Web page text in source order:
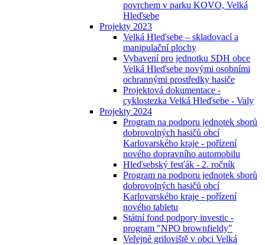
povrchem v parku KOVO, Velká
Hleďsebe
Projekty 2023
Velká Hleďsebe – skladovací a
manipulační plochy
Vybavení pro jednotku SDH obce
Velká Hleďsebe novými osobními
ochrannými prostředky hasiče
Projektová dokumentace -
cyklostezka Velká Hleďsebe - Valy
Projekty 2024
Program na podporu jednotek sborů
dobrovolných hasičů obcí
Karlovarského kraje - pořízení
nového dopravního automobilu
Hleďsebský fesťák - 2. ročník
Program na podporu jednotek sborů
dobrovolných hasičů obcí
Karlovarského kraje - pořízení
nového tabletu
Státní fond podpory investic -
program "NPO brownfieldy"
Veřejné griloviště v obci Velká